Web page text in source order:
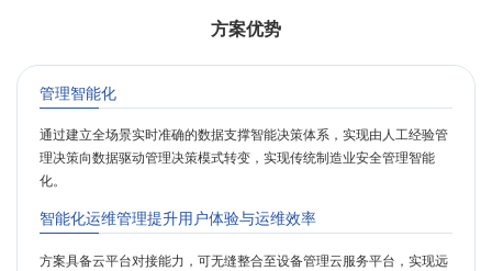
方案优势
管理智能化
通过建立全场景实时准确的数据支撑智能决策体系，实现由人工经验管
理决策向数据驱动管理决策模式转变，实现传统制造业安全管理智能
化。
智能化运维管理提升用户体验与运维效率
方案具备云平台对接能力，可无缝整合至设备管理云服务平台，实现远